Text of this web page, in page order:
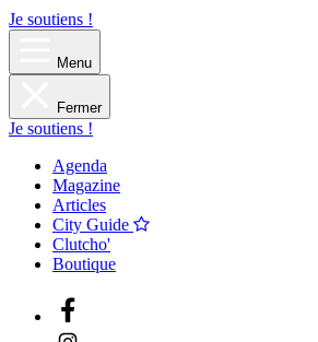
Je soutiens !
Menu
Fermer
Je soutiens !
Agenda
Magazine
Articles
City Guide
Clutcho'
Boutique